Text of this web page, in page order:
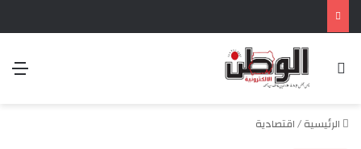
بحث عن
الرئيسية/اقتصادية